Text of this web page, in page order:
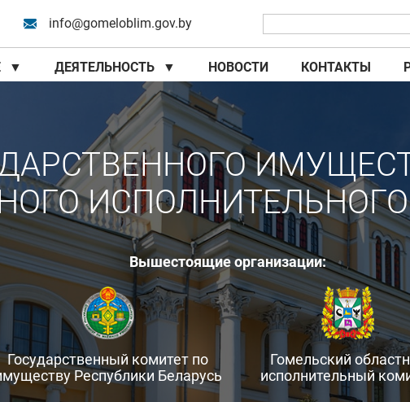
info@gomeloblim.gov.by
▼ ДЕЯТЕЛЬНОСТЬ ▼ НОВОСТИ КОНТАКТЫ
Вышестоящие организации:
Государственный комитет по
Республики Беларусь
Гомельский
исполнительный